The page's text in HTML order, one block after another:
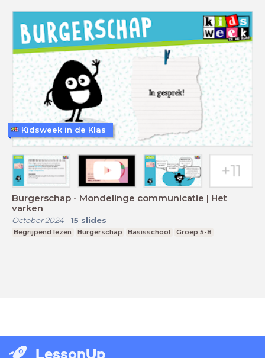
Burgerschap - Mondelinge communicatie | Het
varken
October 2024- 15 slides
Begrijpend lezen Burgerschap Basisschool Groep 5-8
Kidsweek in de Klas
LessonUp